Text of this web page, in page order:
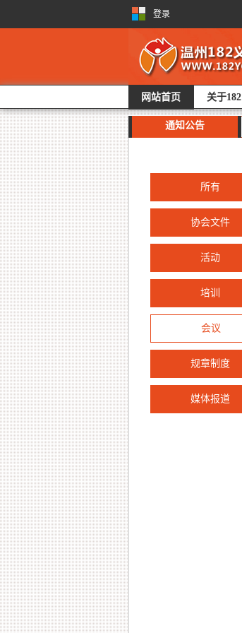
登录
网站首页 关于182
通知公告
所有
协会文件
活动
培训
会议
规章制度
媒体报道